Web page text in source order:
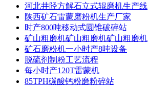
河北井陉方解石立式辊磨机生产线
陕西矿石雷蒙磨粉机生产厂家
时产800吨移动式圆锥破碎站
矿山粗磨机矿山粗磨机矿山粗磨机
矿石磨粉机一小时产8吨设备
脱硫剂制粉工艺流程
每小时产120T雷蒙机
85TPH碳酸钙粉磨粉碎站